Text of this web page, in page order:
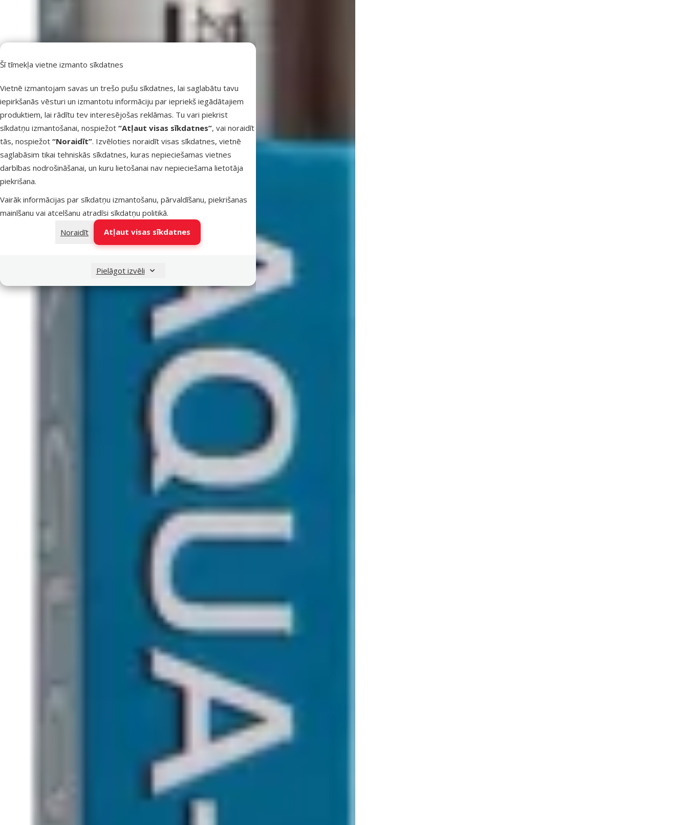
Šī tīmekļa vietne izmanto sīkdatnes
Vietnē izmantojam savas un trešo pušu sīkdatnes, lai saglabātu tavu
iepirkšanās vēsturi un izmantotu informāciju par iepriekš iegādātajiem
produktiem, lai rādītu tev interesējošas reklāmas. Tu vari piekrist
sīkdatņu izmantošanai, nospiežot “Atļaut visas sīkdatnes”, vai noraidīt
tās, nospiežot “Noraidīt”. Izvēloties noraidīt visas sīkdatnes, vietnē
saglabāsim tikai tehniskās sīkdatnes, kuras nepieciešamas vietnes
darbības nodrošināšanai, un kuru lietošanai nav nepieciešama lietotāja
piekrišana.
Vairāk informācijas par sīkdatņu izmantošanu, pārvaldīšanu, piekrišanas
mainīšanu vai atcelšanu atradīsi sīkdatņu politikā.
Noraidīt
Atļaut visas sīkdatnes
Pielāgot izvēli